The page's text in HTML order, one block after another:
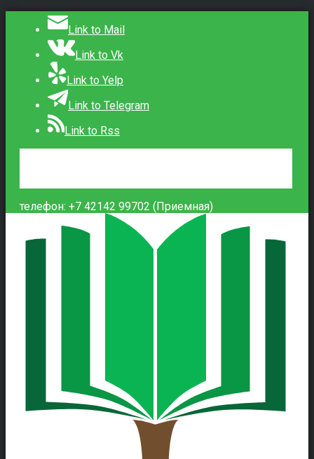
Link to Mail
Link to Vk
Link to Yelp
Link to Telegram
Link to Rss
телефон: +7 42142 99702 (Приемная)